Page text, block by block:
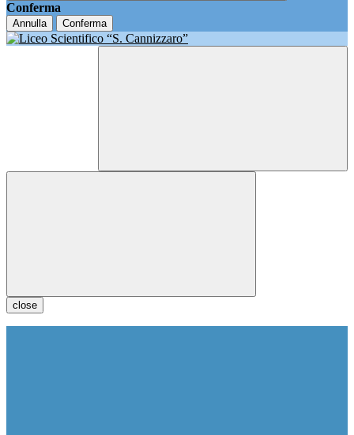
Conferma
Annulla Conferma
close